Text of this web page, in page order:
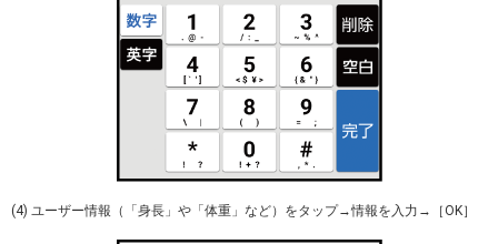
(4) ユーザー情報（「身長」や「体重」など）をタップ→情報を入力→［OK］